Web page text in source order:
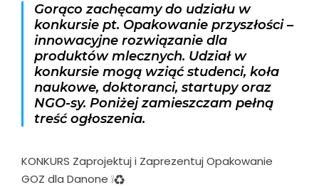
Gorąco zachęcamy do udziału w
konkursie pt. Opakowanie przyszłości –
innowacyjne rozwiązanie dla
produktów mlecznych. Udział w
konkursie mogą wziąć studenci, koła
naukowe, doktoranci, startupy oraz
NGO-sy. Poniżej zamieszczam pełną
treść ogłoszenia.
KONKURS Zaprojektuj i Zaprezentuj Opakowanie
GOZ dla Danone ❕♻️